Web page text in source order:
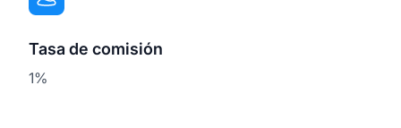
Tasa de comisión
1%